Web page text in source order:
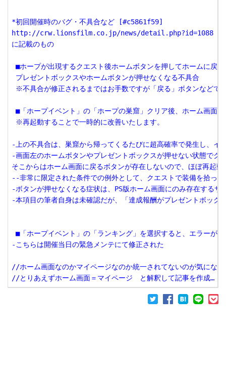
*初回開催時のバグ・不具合など [#c5861f59]
http://crw.lionsfilm.co.jp/news/detail.php?id=1088
に記載のもの
■ホープが出現するクエスト後ホームボタンを押してホームに戻る
プレゼントボックスやホームボタンが押せなくなる不具合
※不具合が修正されるまではお手数ですが「戻る」ボタンなどで
■「ホープイベント」の「ホープの巣窟」クリア後、ホーム画面
※再起動することで一時的に改善いたします。
-上の不具合は、巣窟から帰ってくるたびに超高確率で発生し、イ
-画面左のホームボタンやプレゼントボックスが押せない状態でク
そこからはホーム画面に戻るボタンが存在しないので、ほぼ再起動
--非常に限定された条件での例外として、クエストで装備を拾
-ボタンが押せなくなる症状は、PS版ホーム画面にのみ存在する
-本項目の筆者自身は未確認だが、「達成報酬がプレゼントボッ
■「ホープイベント」の「ランキング」を選択すると、エラーが
-こちらは開催当日の緊急メンテにて修正された
//ホーム画面なのかマイページなのか統一されてないのが気になり
//とりあえずホーム画面＝マイページ　と解釈して記事を作成…